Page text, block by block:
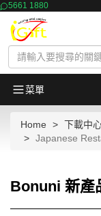
5661 1880
菜單
Home 下載中
Japanese
Bonuni 新產